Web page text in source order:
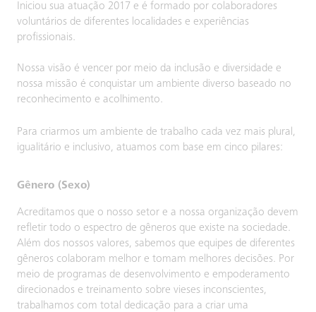
Iniciou sua atuação 2017 e é formado por colaboradores
voluntários de diferentes localidades e experiências
profissionais.
Nossa visão é vencer por meio da inclusão e diversidade e
nossa missão é conquistar um ambiente diverso baseado no
reconhecimento e acolhimento.
Para criarmos um ambiente de trabalho cada vez mais plural,
igualitário e inclusivo, atuamos com base em cinco pilares:
Gênero (Sexo)
Acreditamos que o nosso setor e a nossa organização devem
refletir todo o espectro de gêneros que existe na sociedade.
Além dos nossos valores, sabemos que equipes de diferentes
gêneros colaboram melhor e tomam melhores decisões. Por
meio de programas de desenvolvimento e empoderamento
direcionados e treinamento sobre vieses inconscientes,
trabalhamos com total dedicação para a criar uma